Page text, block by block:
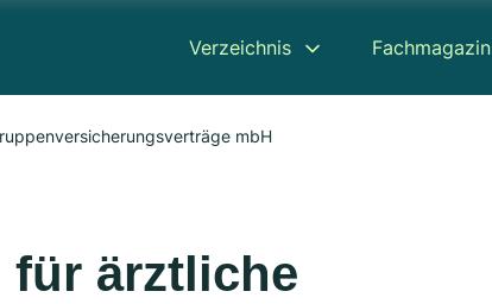
Verzeichnis Fachmagazin
mbH
für ärztliche